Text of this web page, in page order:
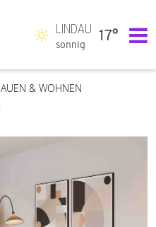
LINDAU
sonnig
17°
& WOHNEN